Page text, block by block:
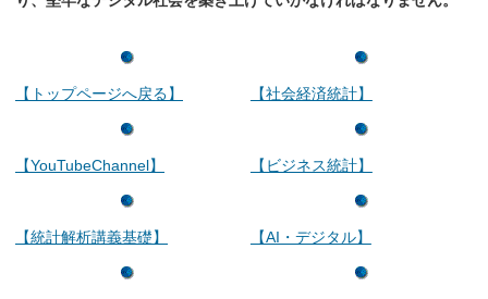
【トップページへ戻る】
【YouTubeChannel】
【統計解析講義基礎】
【社会経済統計】
【ビジネス統計】
【AI・デジタル】